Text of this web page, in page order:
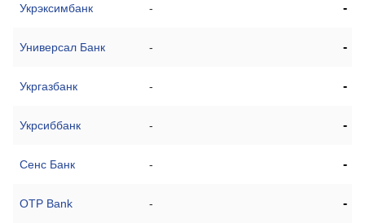
Укрэксимбанк - -
Универсал Банк - -
Укргазбанк - -
Укрсиббанк - -
Сенс Банк - -
OTP Bank - -